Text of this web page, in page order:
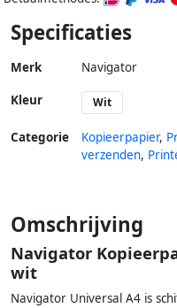
Specificaties
Merk Navigator
Kleur Wit
Categorie Kopieerpapier,
verzenden,
Omschrijving
Navigator
wit
Navigator Universal A4 is